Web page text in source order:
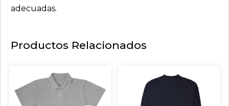
adecuadas.
Productos Relacionados